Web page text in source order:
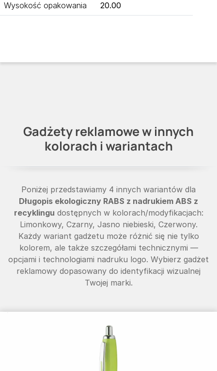
Wysokość opakowania 20.00
Gadżety reklamowe w innych
kolorach i wariantach
Poniżej przedstawiamy 4 innych wariantów dla
Długopis ekologiczny RABS z nadrukiem ABS z
recyklingu dostępnych w kolorach/modyfikacjach:
Limonkowy, Czarny, Jasno niebieski, Czerwony.
Każdy wariant gadżetu może różnić się nie tylko
kolorem, ale także szczegółami technicznymi —
opcjami i technologiami nadruku logo. Wybierz gadżet
reklamowy dopasowany do identyfikacji wizualnej
Twojej marki.